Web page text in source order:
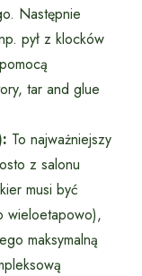
Następnie
pył z klocków
tar and glue
To najważniejszy
z salonu
musi być
wieloetapowo),
maksymalną